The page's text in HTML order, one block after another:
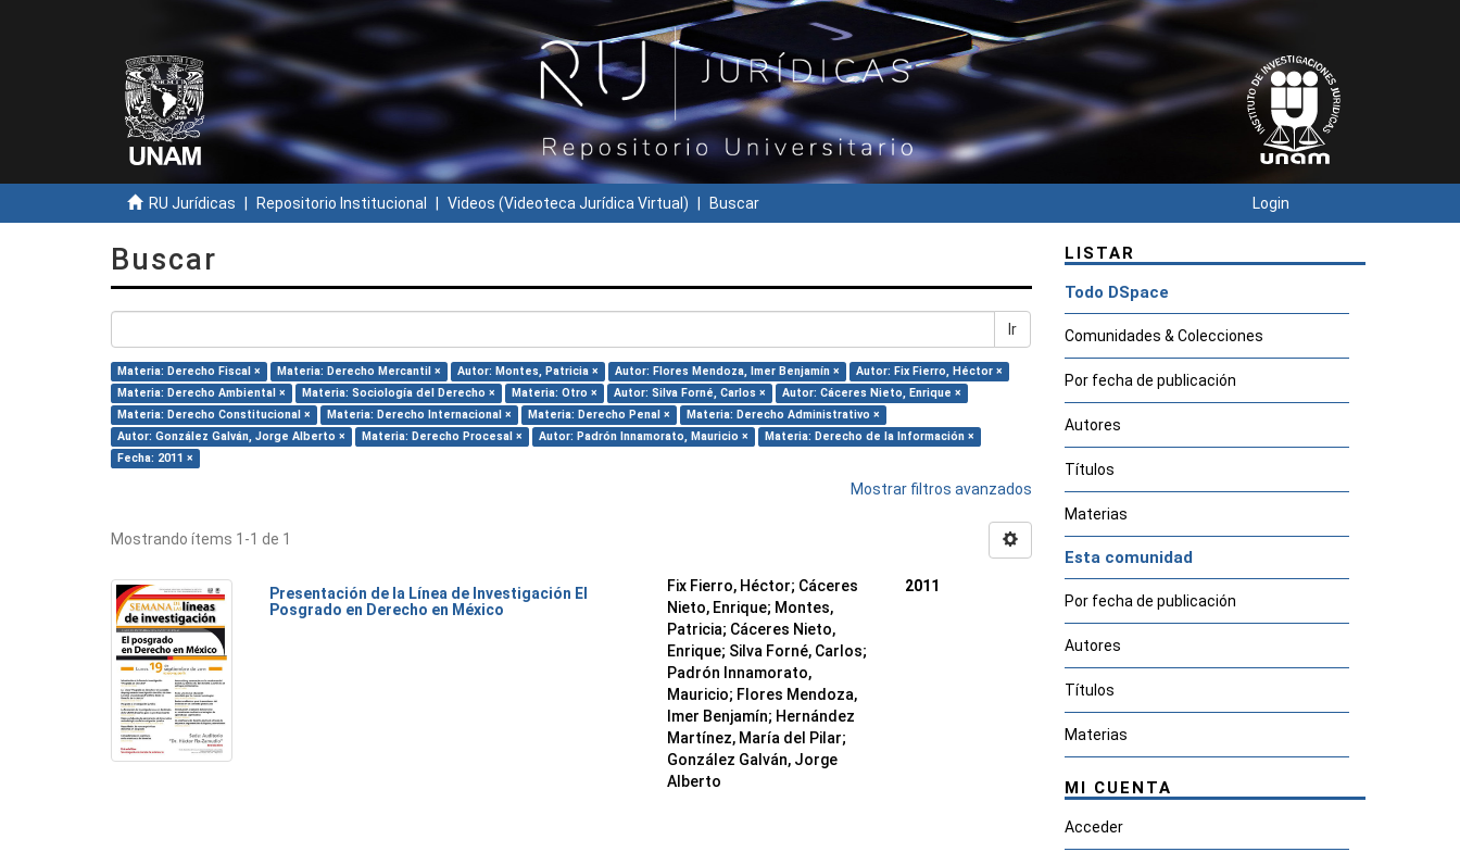
RU Jurídicas Repositorio Institucional Videos (Videoteca Jurídica Virtual) Buscar Login
Buscar
Ir
Materia: Derecho Fiscal × Materia: Derecho Mercantil × Autor: Montes, Patricia × Autor: Flores Mendoza, Imer Benjamín ×
Autor: Fix Fierro, Héctor ×
Materia: Derecho Ambiental ×
Materia: Sociología del Derecho × Materia: Otro × Autor: Silva Forné, Carlos ×
Autor: Cáceres Nieto, Enrique ×
Materia: Derecho Constitucional ×
Materia: Derecho Internacional × Materia: Derecho Penal ×
Materia: Derecho Administrativo ×
Autor: González Galván, Jorge Alberto ×
Materia: Derecho Procesal × Autor: Padrón Innamorato, Mauricio ×
Materia: Derecho de la Información ×
Fecha: 2011 ×
Mostrar filtros avanzados
Mostrando ítems 1-1 de 1
Presentación de la Línea de Investigación El
Posgrado en Derecho en México
Fix Fierro, Héctor; Cáceres
Nieto, Enrique; Montes,
Patricia; Cáceres Nieto,
Enrique; Silva Forné, Carlos;
Padrón Innamorato,
Mauricio; Flores Mendoza,
Imer Benjamín; Hernández
Martínez, María del Pilar;
González Galván, Jorge
Alberto
2011
LISTAR
Todo DSpace
Comunidades & Colecciones
Por fecha de publicación
Autores
Títulos
Materias
Esta comunidad
Por fecha de publicación
Autores
Títulos
Materias
MI CUENTA
Acceder